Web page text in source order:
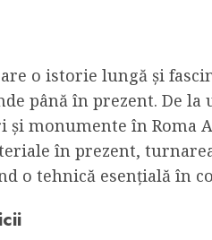
o istorie lungă și
până în prezent. De
și monumente în Roma
în prezent,
o tehnică esențială în